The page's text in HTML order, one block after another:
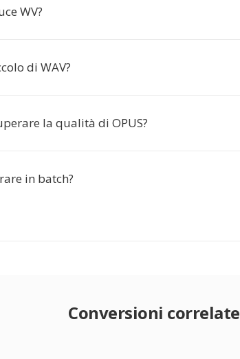
WV?
di WAV?
la qualità di OPUS?
in batch?
Conversioni correlate